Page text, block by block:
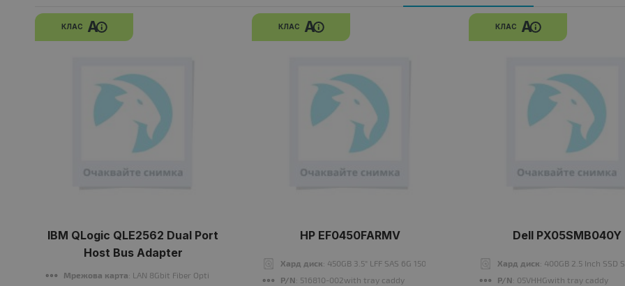
КЛАС A
IBM QLogic QLE2562 Dual Port
Host Bus Adapter
Мрежова карта: LAN 8Gbit Fiber Optic
КЛАС A
HP EF0450FARMV
Хард диск: 450GB 3.5" LFF SAS 6G 15000 rpm
P/N: 516810-002with tray caddy
КЛАС A
Dell PX05SMB040Y
Хард диск: 400GB 2.5 Inch SSD
P/N: 05VHHGwith tray caddy